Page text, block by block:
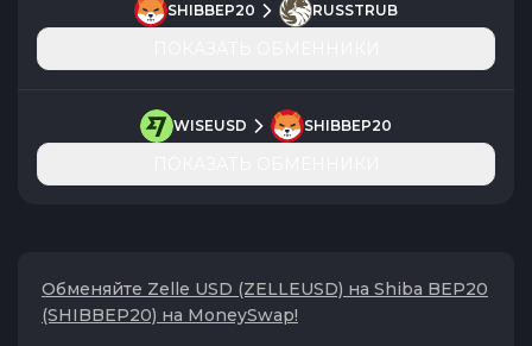
SHIBBEP20 RUSSTRUB
WISEUSD SHIBBEP20
Обменяйте Zelle USD (ZELLEUSD) на Shiba BEP20
(SHIBBEP20) на MoneySwap!